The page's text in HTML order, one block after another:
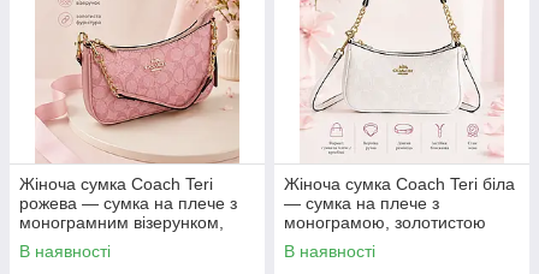
Жіноча сумка Coach Teri
рожева — сумка на плече з
монограмним візерунком,
золотистою фурнітурою та
ремінцем
В наявності
Жіноча сумка Coach Teri біла
— сумка на плече з
монограмою, золотистою
фурнітурою та ремінцем
В наявності